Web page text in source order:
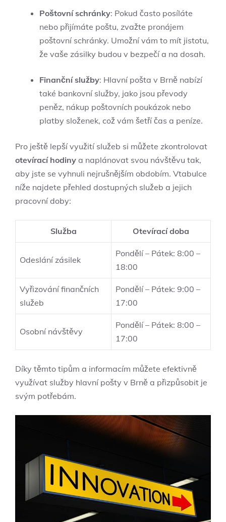
Poštovní schránky: Pokud často posíláte
nebo přijímáte poštu, zvažte pronájem
poštovní schránky. Umožní vám to mít jistotu,
že vaše zásilky budou v bezpečí a na dosah.
Finanční služby: Hlavní pošta v Brně nabízí
také bankovní služby, jako jsou převody
peněz, nákup poštovních poukázok nebo
platby složenek, což vám šetří čas a peníze.
Pro ještě lepší využití služeb si můžete zkontrolovat
otevírací hodiny a naplánovat svou návštěvu tak,
aby jste se vyhnuli nejrušnějším obdobím. Vtabulce
níže najdete přehled dostupných služeb a jejich
pracovní doby:
Služba Otevírací doba
Odeslání zásilek
Pondělí – Pátek: 8:00 –
18:00
Vyřizování finančních
služeb
Pondělí – Pátek: 9:00 –
17:00
Osobní návštěvy
Pondělí – Pátek: 8:00 –
17:00
Díky těmto tipům a informacím můžete efektivně
využívat služby hlavní pošty v Brně a přizpůsobit je
svým potřebám.